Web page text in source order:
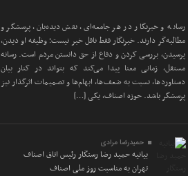
رسانه و خبرنگار در هر جامعه‌ای، نقش دیده‌بان، پرسشگر و
مطالبه‌گر دارند. خبرنگار فقط ناقل خبر نیست؛ وظیفه او دیدن،
پرسیدن، بررسی کردن و دفاع از حق دانستن مردم است. رسانه
مستقل، زمانی معنا پیدا می‌کند که بتواند در کنار بیان
دستاوردها، نسبت به ضعف‌ها، ابهام‌ها و تصمیمات اثرگذار نیز
پرسشگر باشد. حوزه اصناف، یکی […]
حمیدرضا مرادی
بیانیه حمید رضا رستگار رئیس اتاق اصناف
تهران به مناسبت روز ملی اصناف